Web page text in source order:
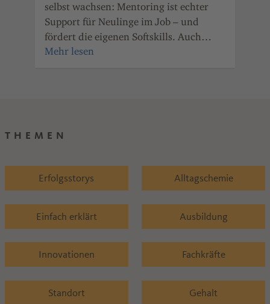
selbst wachsen: Mentoring ist echter
Support für Neulinge im Job – und
fördert die eigenen Softskills. Auch
Unternehmen der Chemie- und
THEMEN
Erfolgsstorys Alltagschemie
Einfach erklärt Ausbildung
Innovationen Fachkräfte
Standort Gehalt